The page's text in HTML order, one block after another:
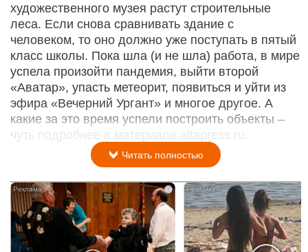
художественного музея растут строительные
леса. Если снова сравнивать здание с
человеком, то оно должно уже поступать в пятый
класс школы. Пока шла (и не шла) работа, в мире
успела произойти пандемия, выйти второй
«Аватар», упасть метеорит, появиться и уйти из
эфира «Вечерний Ургант» и многое другое. А
какие за это время успели построить объекты –
чуть подробнее в материале altapress.ru.
Читать полностью
i